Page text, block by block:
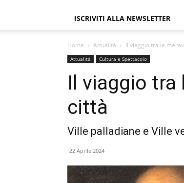
ISCRIVITI ALLA NEWSLETTER
Home Attualità Il viaggio tra le
Attualità Cultura e Spettacolo
Il viaggio tra
città
Ville palladiane e Ville
22 Aprile 2024